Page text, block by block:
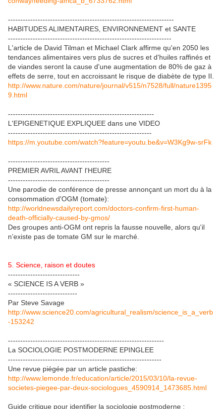
-------------------------------------------------------------------
HABITUDES ALIMENTAIRES, ENVIRONNEMENT et SANTE
------------------------------------------------------------------
L'article de David Tilman et Michael Clark affirme qu'en 2050 les
tendances alimentaires vers plus de sucres et d'huiles raffinés et
de viandes seront la cause d'une augmentation de 80% de gaz à
effets de serre, tout en accroissant le risque de diabète de type II.
http://www.nature.com/nature/journal/v515/n7528/full/nature1395
9.html
-----------------------------------------------------------
L'EPIGENETIQUE EXPLIQUEE dans une VIDEO
----------------------------------------------------------
https://m.youtube.com/watch?feature=youtu.be&v=W3Kg9w-srFk
-----------------------------------------
PREMIER AVRIL AVANT l'HEURE
-----------------------------------------
Une parodie de conférence de presse annonçant un mort du à la
consommation d'OGM (tomate):
http://worldnewsdailyreport.com/doctors-confirm-first-human-
death-officially-caused-by-gmos/
Des groupes anti-OGM ont repris la fausse nouvelle, alors qu'il
n’existe pas de tomate GM sur le marché.
5. Science, raison et doutes
-----------------------------
« SCIENCE IS A VERB »
----------------------------
Par Steve Savage
http://www.science20.com/agricultural_realism/science_is_a_verb
-153242
---------------------------------------------------------------
La SOCIOLOGIE POSTMODERNE EPINGLEE
--------------------------------------------------------------
Une revue piégée par un article pastiche:
http://www.lemonde.fr/education/article/2015/03/10/la-revue-
societes-piegee-par-deux-sociologues_4590914_1473685.html
Guide critique pour identifier la sociologie postmoderne :